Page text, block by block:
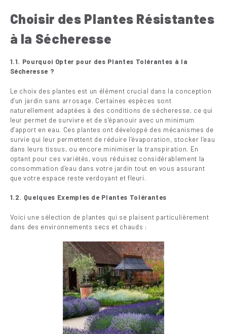
Choisir des Plantes Résistantes
à la Sécheresse
1.1. Pourquoi Opter pour des Plantes Tolérantes à la
Sécheresse ?
Le choix des plantes est un élément crucial dans la conception
d’un jardin sans arrosage. Certaines espèces sont
naturellement adaptées à des conditions de sécheresse, ce qui
leur permet de survivre et de s’épanouir avec un minimum
d’apport en eau. Ces plantes ont développé des mécanismes de
survie qui leur permettent de réduire l’évaporation, stocker l’eau
dans leurs tissus, ou encore minimiser la transpiration. En
optant pour ces variétés, vous réduisez considérablement la
consommation d’eau dans votre jardin tout en vous assurant
que votre espace reste verdoyant et fleuri.
1.2. Quelques Exemples de Plantes Tolérantes
Voici une sélection de plantes qui se plaisent particulièrement
dans des environnements secs et chauds :